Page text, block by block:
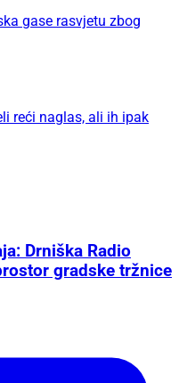
gase rasvjetu zbog
reći naglas, ali ih ipak
Drniška Radio
gradske tržnice